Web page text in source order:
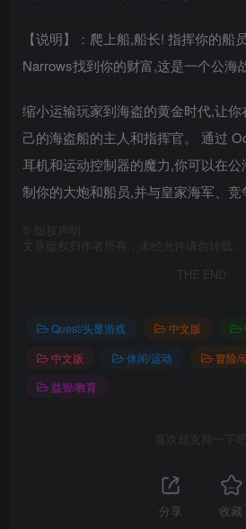
【说明】：爬上船,船长! 指挥你的船
Narrows找到你的财富,这是一个公海
缩小运输玩家到海盗的黄金时代,让
己的海盗船的主人和指挥官。 通过
耳机和运动控制器的魔力,你可以在
制你的大炮和船员,并与皇家海军、竞
版权声明
文章版权归作者所有，未经允许请勿转载。
THE END
Quest/头显游戏 中文版
中文版
休闲/运动 冒险/
益智/教育
喜欢就支持一下吧
分享 收藏